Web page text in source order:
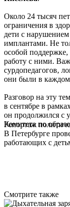
Около 24 тысяч
ограничения в
дети с
имплантами. Не
особой
работу с ними.
сурдопедагогов,
они были в каждом
Разговор на эту
в сентябре в
он продолжился с
Комитета по
Репортаж
В Петербурге
работающих с
Смотрите также